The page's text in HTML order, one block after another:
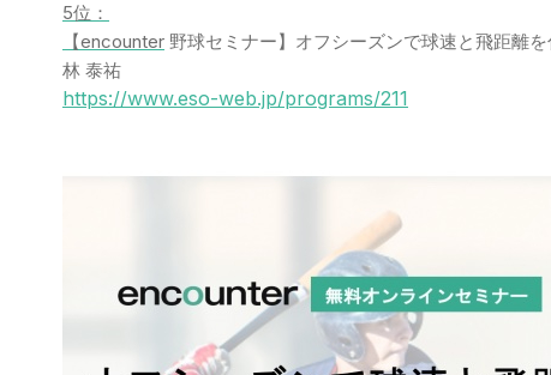
5位：
【encounter 野球セミナー】オフシーズンで球速と飛距離
林 泰祐
https://www.eso-web.jp/programs/211